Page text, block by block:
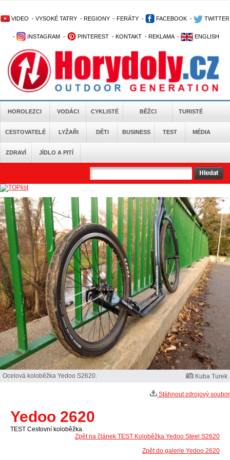
VIDEO - VYSOKÉ TATRY - REGIONY - FERÁTY - FACEBOOK - TWITTER
- INSTAGRAM - PINTEREST - KONTAKT - REKLAMA - ENGLISH
HOROLEZCI VODÁCI CYKLISTÉ BĚŽCI TURISTÉ
CESTOVATELÉ LYŽAŘI DĚTI BUSINESS TEST MÉDIA
ZDRAVÍ JÍDLO A PITÍ
Ocelová koloběžka Yedoo S2620. Kuba Turek
Stáhnout zdrojový soubor
Yedoo 2620
TEST Cestovní koloběžka.
Zpět na článek TEST Koloběžka Yedoo Steel S2620
Zpět do galerie Yedoo 2620